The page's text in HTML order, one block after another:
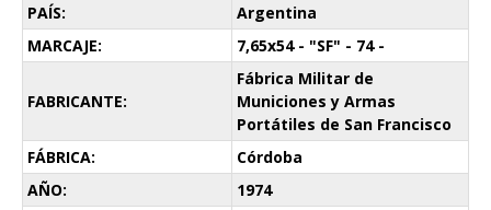
PAÍS:
Argentina
MARCAJE:
7,65x54 - "SF" - 74 -
FABRICANTE:
Fábrica Militar de
Municiones y Armas
Portátiles de San Francisco
FÁBRICA:
Córdoba
AÑO:
1974